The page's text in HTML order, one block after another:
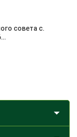
совета с.